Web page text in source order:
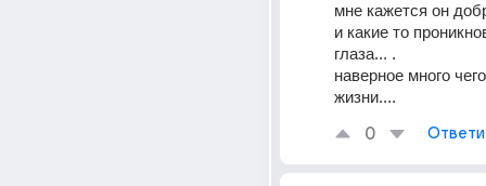
мне кажется он
и какие то
глаза... .
наверное много
жизни....
0